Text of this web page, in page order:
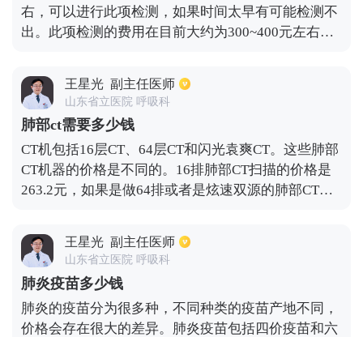
为一天10000元左右，第一天住进ICU时费用相对比
较高一点，因为要做一些相关化验室检查和仪器检
右，可以进行此项检测，如果时间太早有可能检测不
出。此项检测的费用在目前大约为300~400元左右。
一周左右，在体内血液中就能够检测到此病毒，而且
随着时间的增加病毒复制量也会增加，而且呈现活跃
性，所以两周左右血液里面的病毒往往可以达到高
峰，所以在两周时候进行核酸检测，能够使检测结果
更为准确，如果经检测为阴性可以排除艾滋病，若检
测为阳性时基本可以确诊，因为此项检测出现假阳性
的可能性很少。
王星光 副主任医师
山东省立医院 呼吸科
肺部ct需要多少钱
CT机包括16层CT、64层CT和闪光袁爽CT。这些肺部
CT机器的价格是不同的。16排肺部CT扫描的价格是
263.2元，如果是做64排或者是炫速双源的肺部CT平
16排肺部增强检查费用超过500元。此外，需要注射
一瓶造影剂。普通造影剂的价格为300-400元，总成
本为800-900元 如果患者进行肺血管检查，检查费用
会更高，检查费用为1352.6元，同时需要注射一瓶造
影剂，总费用超过1700元。
王星光 副主任医师
山东省立医院 呼吸科
肺炎疫苗多少钱
肺炎的疫苗分为很多种，不同种类的疫苗产地不同，
价格会存在很大的差异。肺炎疫苗包括四价疫苗和六